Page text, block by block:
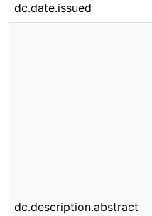
dc.date.issued
dc.description.abstract